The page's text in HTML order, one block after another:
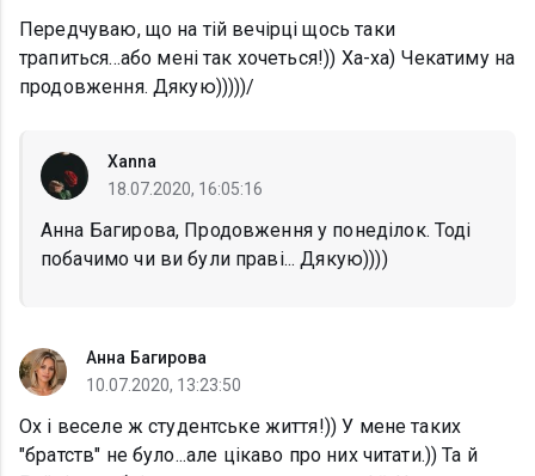
Передчуваю, що на тій вечірці щось таки
трапиться...або мені так хочеться!)) Ха-ха) Чекатиму на
продовження. Дякую)))))/
Xanna
18.07.2020, 16:05:16
Анна Багирова, Продовження у понеділок. Тоді
побачимо чи ви були праві... Дякую))))
Анна Багирова
10.07.2020, 13:23:50
Ох і веселе ж студентське життя!)) У мене таких
"братств" не було...але цікаво про них читати.)) Та й